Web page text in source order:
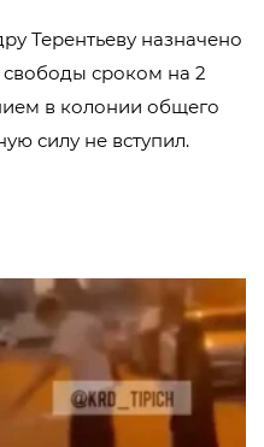
Терентьеву назначено
сроком на 2
в колонии общего
силу не вступил.